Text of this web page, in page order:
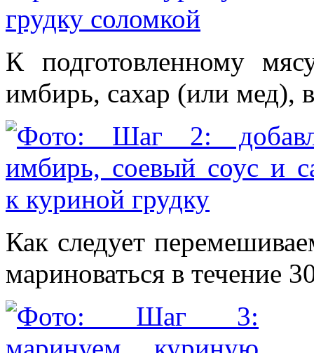
К подготовленному
имбирь, сахар (или мед),
Как следует
мариноваться в течение